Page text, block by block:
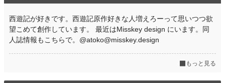
西遊記が好きです。西遊記原作好きな人増えろーって思いつつ欲
望こめて創作しています。 最近はMisskey design にいます。同
人誌情報もこちらで。@atoko@misskey.design
もっと見る